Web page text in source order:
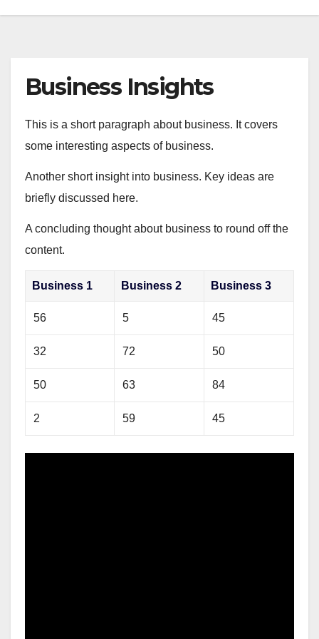
Business Insights
This is a short paragraph about business. It covers
some interesting aspects of business.
Another short insight into business. Key ideas are
briefly discussed here.
A concluding thought about business to round off the
content.
Business 1 Business 2 Business 3
56 5 45
32 72 50
50 63 84
2 59 45